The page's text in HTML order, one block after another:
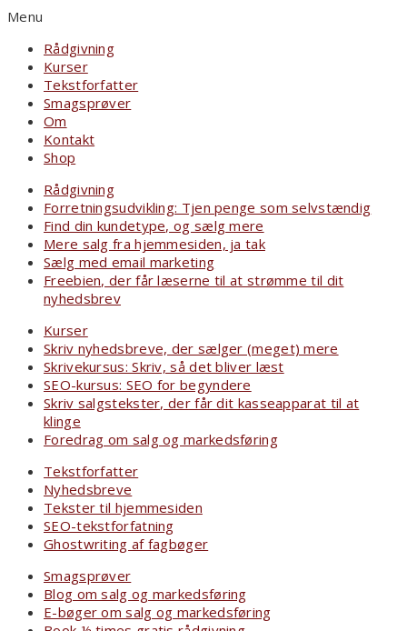
Menu
Rådgivning
Kurser
Tekstforfatter
Smagsprøver
Om
Kontakt
Shop
Rådgivning
Forretningsudvikling: Tjen penge som selvstændig
Find din kundetype, og sælg mere
Mere salg fra hjemmesiden, ja tak
Sælg med email marketing
Freebien, der får læserne til at strømme til dit
nyhedsbrev
Kurser
Skriv nyhedsbreve, der sælger (meget) mere
Skrivekursus: Skriv, så det bliver læst
SEO-kursus: SEO for begyndere
Skriv salgstekster, der får dit kasseapparat til at
klinge
Foredrag om salg og markedsføring
Tekstforfatter
Nyhedsbreve
Tekster til hjemmesiden
SEO-tekstforfatning
Ghostwriting af fagbøger
Smagsprøver
Blog om salg og markedsføring
E-bøger om salg og markedsføring